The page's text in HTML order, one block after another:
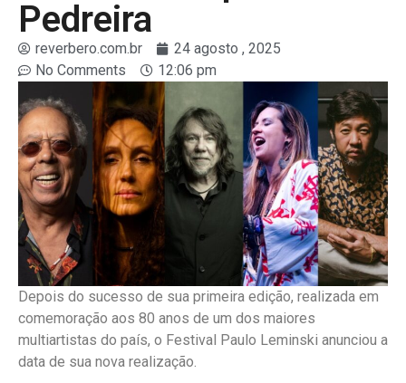
Pedreira
reverbero.com.br
24 agosto , 2025
No Comments
12:06 pm
Depois do sucesso de sua primeira edição, realizada em
comemoração aos 80 anos de um dos maiores
multiartistas do país, o Festival Paulo Leminski anunciou a
data de sua nova realização.